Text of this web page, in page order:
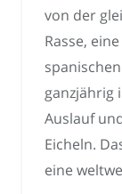
von der
Rasse,
ganzjährig
Auslauf
Eicheln.
eine